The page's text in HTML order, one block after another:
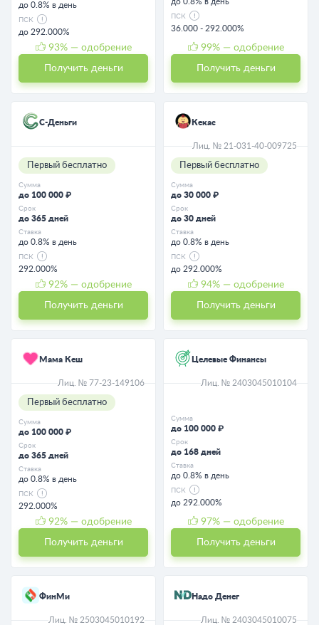
до 0.8% в день
ПСК
до 292.000%
93% — одобрение
Получить деньги
ПСК
36.000 - 292.000%
99% — одобрение
Получить деньги
С-Деньги
Первый бесплатно
Сумма
до 100 000 ₽
Срок
до 365 дней
Ставка
до 0.8% в день
ПСК
292.000%
92% — одобрение
Получить деньги
Кекас
Лиц. № 21-031-40-009725
Первый бесплатно
Сумма
до 30 000 ₽
Срок
до 30 дней
Ставка
до 0.8% в день
ПСК
до 292.000%
94% — одобрение
Получить деньги
Мама Кеш
Лиц. № 77-23-149106
Первый бесплатно
Сумма
до 100 000 ₽
Срок
до 365 дней
Ставка
до 0.8% в день
ПСК
292.000%
92% — одобрение
Получить деньги
Целевые Финансы
Лиц. № 2403045010104
Сумма
до 100 000 ₽
Срок
до 168 дней
Ставка
до 0.8% в день
ПСК
до 292.000%
97% — одобрение
Получить деньги
ФинМи
Лиц. № 2503045010192
Надо Денег
Лиц. № 2403045010075